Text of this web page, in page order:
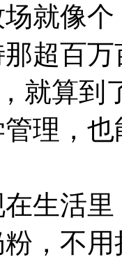
就像
超百
就算到
理，
生活
，不